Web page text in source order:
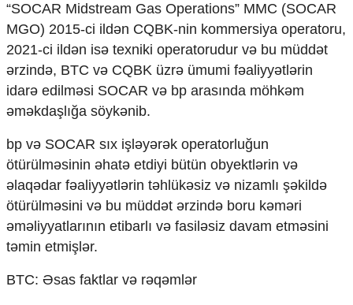
“SOCAR Midstream Gas Operations” MMC (SOCAR
MGO) 2015-ci ildən CQBK-nin kommersiya operatoru,
2021-ci ildən isə texniki operatorudur və bu müddət
ərzində, BTC və CQBK üzrə ümumi fəaliyyətlərin
idarə edilməsi SOCAR və bp arasında möhkəm
əməkdaşlığa söykənib.
bp və SOCAR sıx işləyərək operatorluğun
ötürülməsinin əhatə etdiyi bütün obyektlərin və
əlaqədar fəaliyyətlərin təhlükəsiz və nizamlı şəkildə
ötürülməsini və bu müddət ərzində boru kəməri
əməliyyatlarının etibarlı və fasiləsiz davam etməsini
təmin etmişlər.
BTC: Əsas faktlar və rəqəmlər